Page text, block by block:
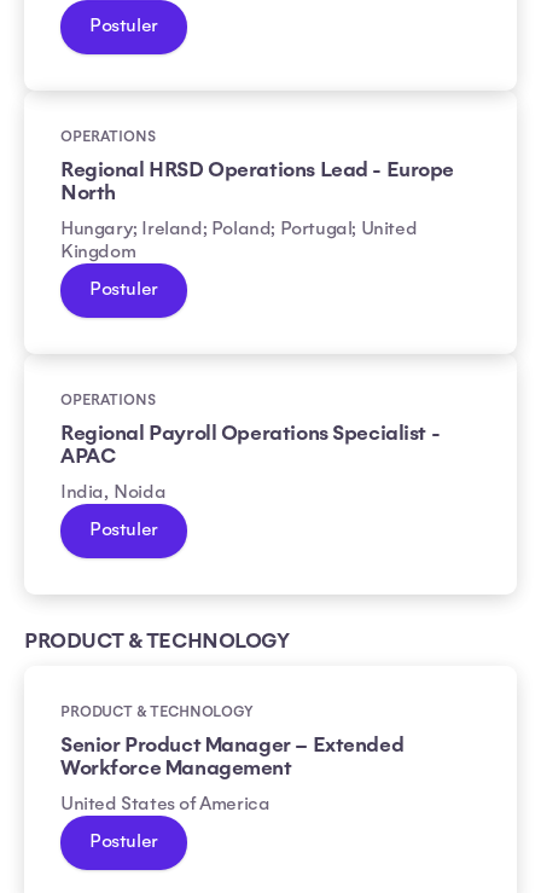
Postuler
OPERATIONS
Regional HRSD Operations Lead - Europe
North
Hungary; Ireland; Poland; Portugal; United
Kingdom
Postuler
OPERATIONS
Regional Payroll Operations Specialist -
APAC
India, Noida
Postuler
PRODUCT & TECHNOLOGY
PRODUCT & TECHNOLOGY
Senior Product Manager – Extended
Workforce Management
United States of America
Postuler